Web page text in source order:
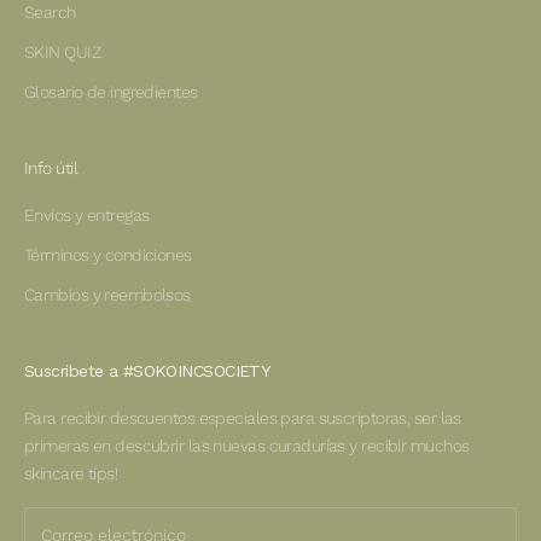
Search
SKIN QUIZ
Glosario de ingredientes
Info útil
Envíos y entregas
Términos y condiciones
Cambios y reembolsos
Suscribete a #SOKOINCSOCIETY
Para recibir descuentos especiales para suscriptoras, ser las
primeras en descubrir las nuevas curadurías y recibir muchos
skincare tips!